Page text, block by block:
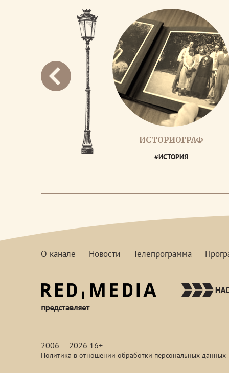
ИСТОРИОГРАФ
#ИСТОРИЯ
О канале Новости Телепрограмма
2006 — 2026 16+
Политика в отношении обработки персональных данных